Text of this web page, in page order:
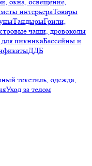
интерьераТовары
ТандырыГрили,
чаши, дровоколы
пикникаБассейны и
ДДБ
текстиль, одежда,
Уход за телом